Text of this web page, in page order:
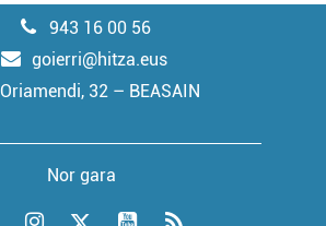
943 16 00 56
goierri@hitza.eus
Oriamendi, 32 – BEASAIN
Nor gara